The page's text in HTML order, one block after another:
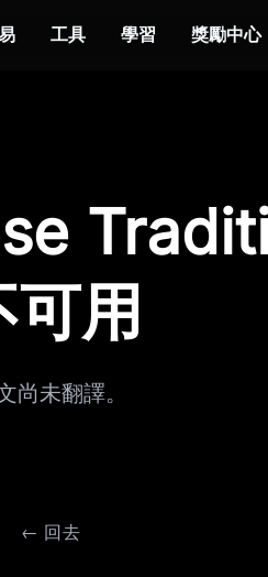
工具 學習 獎勵中心
可用
尚未翻譯。
← 回去